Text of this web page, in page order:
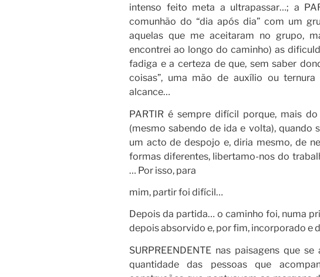
intenso feito meta a ultrapassar…; a
comunhão do “dia após dia” com um
aquelas que me aceitaram no grupo,
encontrei ao longo do caminho) as
fadiga e a certeza de que, sem saber
coisas”, uma mão de auxílio ou
alcance…
PARTIR é sempre difícil porque, mais
(mesmo sabendo de ida e volta), quando
um acto de despojo e, diria mesmo, de
formas diferentes, libertamo-nos do
… Por isso, para
mim, partir foi difícil…
Depois da partida… o caminho foi, numa
depois absorvido e, por fim, incorporado e
SURPREENDENTE nas paisagens que
quantidade das pessoas que